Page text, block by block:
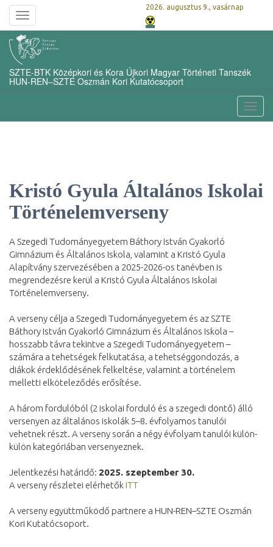
Toggle
navigation
2026. augusztus 9., vasárnap
SZTE-BTK Középkori és Kora Újkori Magyar Történeti Tanszék
HUN-REN–SZTE Oszmán Kori Kutatócsoport
Kristó Gyula Általános Iskolai
Történelemverseny
A Szegedi Tudományegyetem Báthory István Gyakorló
Gimnázium és Általános Iskola, valamint a Kristó Gyula
Alapítvány szervezésében a 2025-2026-os tanévben is
megrendezésre kerül a Kristó Gyula Általános Iskolai
Történelemverseny.
A verseny célja a Szegedi Tudományegyetem és az SZTE
Báthory István Gyakorló Gimnázium és Általános Iskola –
hosszabb távra tekintve a Szegedi Tudományegyetem –
számára a tehetségek felkutatása, a tehetséggondozás, a
diákok érdeklődésének felkeltése, valamint a történelem
melletti elköteleződés erősítése.
A három fordulóból (2 iskolai forduló és a szegedi döntő) álló
versenyen az általános iskolák 5–8. évfolyamos tanulói
vehetnek részt. A verseny során a négy évfolyam tanulói külön-
külön kategóriában versenyeznek.
Jelentkezési határidő: 2025. szeptember 30.
A verseny részletei elérhetőkITT
A verseny együttműködő partnere a HUN-REN–SZTE Oszmán
Kori Kutatócsoport.